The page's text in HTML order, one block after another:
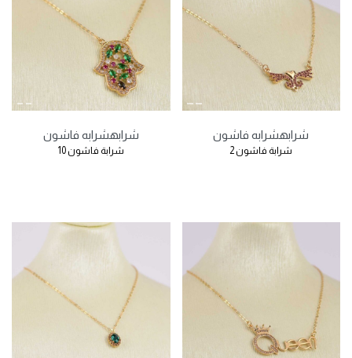
شرابهشرابه فاشون
شرابة فاشون 2
شرابهشرابه فاشون
شرابة فاشون 10